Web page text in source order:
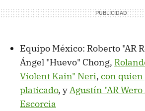
Equipo México: Roberto "AR
Ángel "Huevo" Chong,
Violent Kain" Neri, con quien
platicado, yAgustín "AR
Escorcia